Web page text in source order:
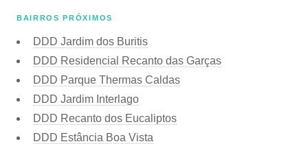
BAIRROS PRÓXIMOS
DDD Jardim dos Buritis
DDD Residencial Recanto das Garças
DDD Parque Thermas Caldas
DDD Jardim Interlago
DDD Recanto dos Eucaliptos
DDD Estância Boa Vista